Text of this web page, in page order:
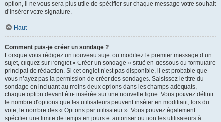
option, il ne vous sera plus utile de spécifier sur chaque message votre souhait
d’insérer votre signature.
Haut
Comment puis-je créer un sondage ?
Lorsque vous rédigez un nouveau sujet ou modifiez le premier message d’un
sujet, cliquez sur l’onglet « Créer un sondage » situé en-dessous du formulaire
principal de rédaction. Si cet onglet n’est pas disponible, il est probable que
vous n’ayez pas la permission de créer des sondages. Saisissez le titre du
sondage en incluant au moins deux options dans les champs adéquats,
chaque option devant être insérée sur une nouvelle ligne. Vous pouvez définir
le nombre d’options que les utilisateurs peuvent insérer en modifiant, lors du
vote, le nombre des « Options par utilisateur ». Vous pouvez également
spécifier une limite de temps en jours et autoriser ou non les utilisateurs à